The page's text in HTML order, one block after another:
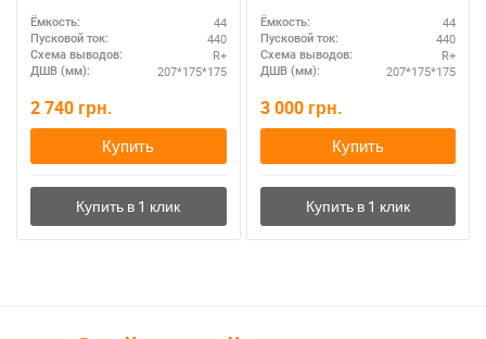
Ёмкость: 44
Пусковой ток: 440
Схема выводов: R+
ДШВ (мм): 207*175*175
2 740 грн.
Купить
Ёмкость: 44
Пусковой ток: 440
Схема выводов: R+
ДШВ (мм): 207*175*175
3 000 грн.
Купить